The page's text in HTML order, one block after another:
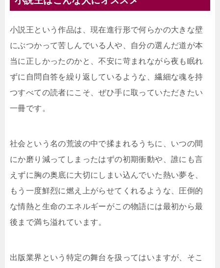
小説王という作品は、現在進行形で何らかの大きな壁
にぶつかって苦しんでいる人や、自分の選んだ道が本
当に正しかったのかと、不安に苛まれながら夜も眠れ
ずに自問自答を繰り返しているような、繊細な魂を持
つすべての読者にこそ、ぜひ手に取っていただきたい
一冊です。
社会という名の荒波の中で揉まれるうちに、いつの間
にか磨り減ってしまったはずの初期衝動や、誰にも言
えずに胸の奥底に大切にしまい込んでいた熱い夢を、
もう一度鮮烈に燃え上がらせてくれるような、圧倒的
な情熱と生命のエネルギーがこの物語には最初から最
後まで満ち溢れています。
出版業界という特定の舞台を扱ってはいますが、そこ